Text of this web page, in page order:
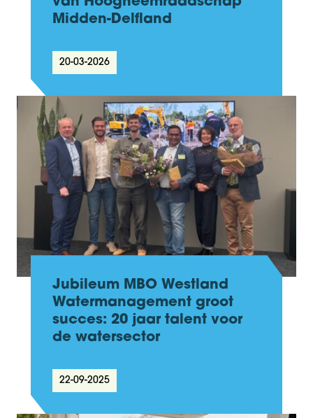
Midden-Delfland
20-03-2026
Jubileum MBO Westland
Watermanagement groot
succes: 20 jaar talent voor
de watersector
22-09-2025